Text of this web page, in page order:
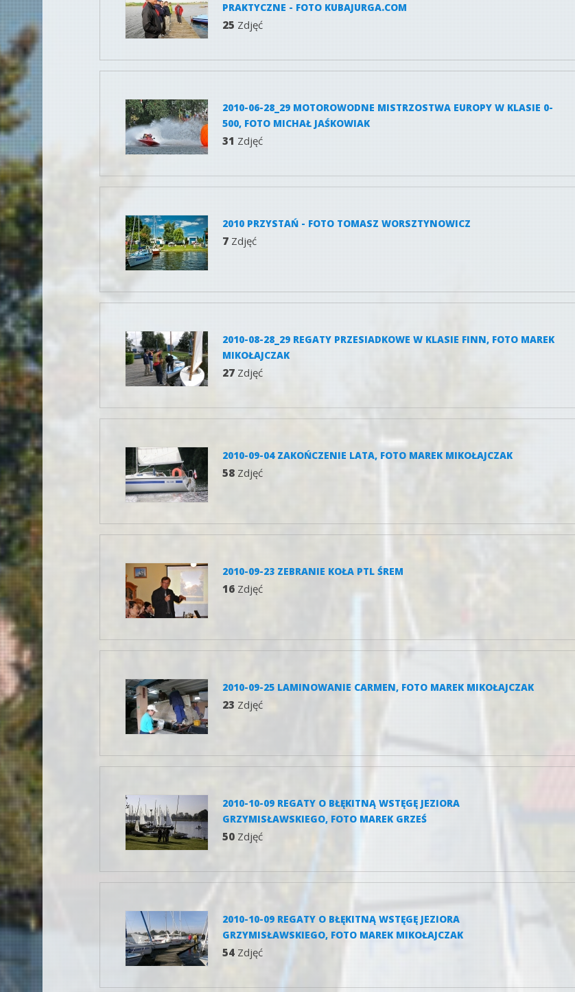
PRAKTYCZNE - FOTO KUBAJURGA.COM
25 Zdjęć
2010-06-28_29 MOTOROWODNE MISTRZOSTWA EUROPY W KLASIE 0-
500, FOTO MICHAŁ JAŚKOWIAK
31 Zdjęć
2010 PRZYSTAŃ - FOTO TOMASZ WORSZTYNOWICZ
7 Zdjęć
2010-08-28_29 REGATY PRZESIADKOWE W KLASIE FINN, FOTO MAREK
MIKOŁAJCZAK
27 Zdjęć
2010-09-04 ZAKOŃCZENIE LATA, FOTO MAREK MIKOŁAJCZAK
58 Zdjęć
2010-09-23 ZEBRANIE KOŁA PTL ŚREM
16 Zdjęć
2010-09-25 LAMINOWANIE CARMEN, FOTO MAREK MIKOŁAJCZAK
23 Zdjęć
2010-10-09 REGATY O BŁĘKITNĄ WSTĘGĘ JEZIORA
GRZYMISŁAWSKIEGO, FOTO MAREK GRZEŚ
50 Zdjęć
2010-10-09 REGATY O BŁĘKITNĄ WSTĘGĘ JEZIORA
GRZYMISŁAWSKIEGO, FOTO MAREK MIKOŁAJCZAK
54 Zdjęć